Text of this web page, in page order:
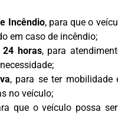
Incêndio, para que o
em caso de incêndio;
24 horas, para
, para se ter mobilidade
no veículo;
que o veículo possa